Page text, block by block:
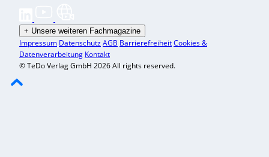
+ Unsere weiteren Fachmagazine
Impressum DatenschutzAGB BarrierefreiheitCookies &
Datenverarbeitung Kontakt
© TeDo Verlag GmbH 2026 All rights reserved.